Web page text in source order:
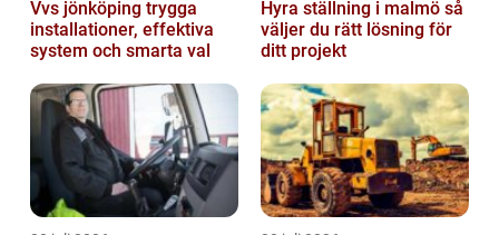
Vvs jönköping trygga
installationer, effektiva
system och smarta val
Hyra ställning i malmö så
väljer du rätt lösning för
ditt projekt